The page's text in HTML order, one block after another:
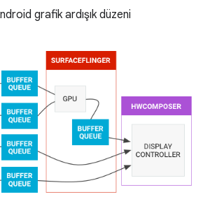
grafik ardışık düzeni